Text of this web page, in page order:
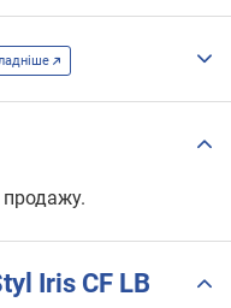
продажу.
Iris CF LB